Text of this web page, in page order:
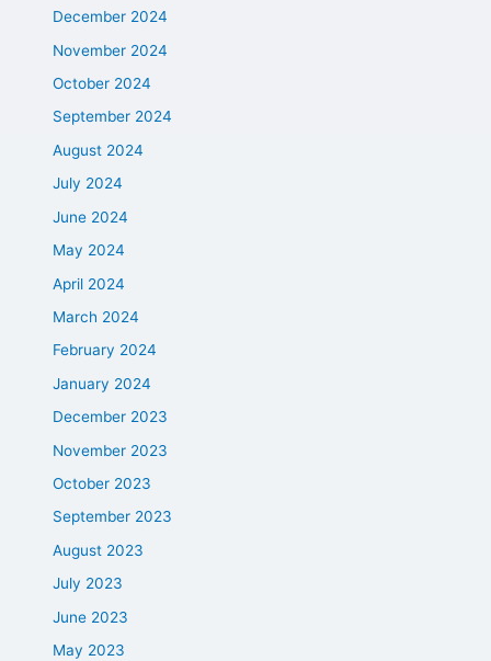
December 2024
November 2024
October 2024
September 2024
August 2024
July 2024
June 2024
May 2024
April 2024
March 2024
February 2024
January 2024
December 2023
November 2023
October 2023
September 2023
August 2023
July 2023
June 2023
May 2023